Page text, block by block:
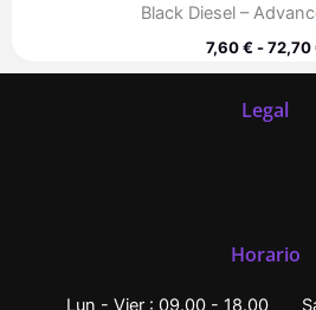
Black Diesel –
7,60€ - 72,70
Legal
Horario
Lun - Vier : 09.00 - 18.00